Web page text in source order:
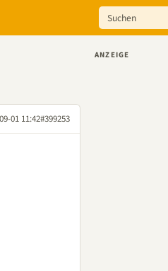
01 11:42#399253
ANZEIGE